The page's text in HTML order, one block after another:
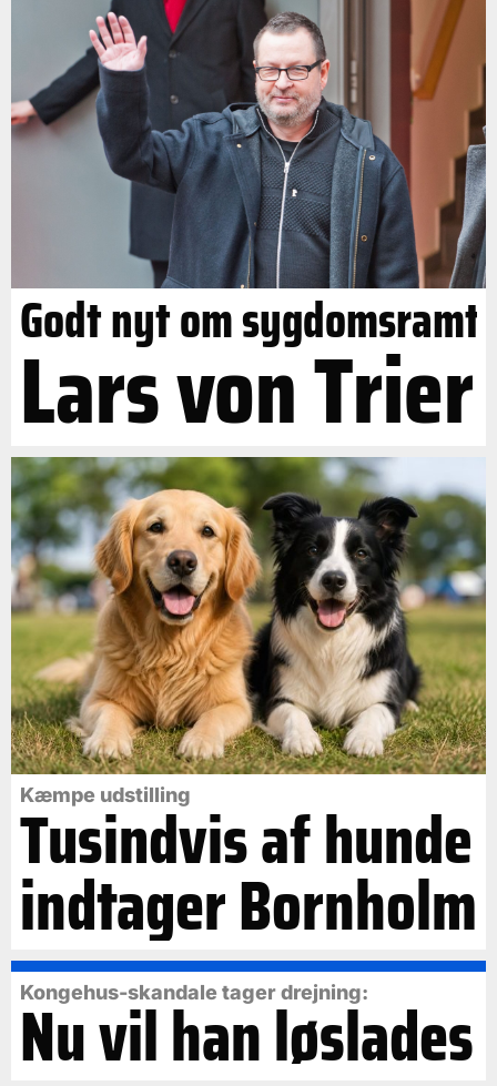
Godt nyt om sygdomsramt
Lars von Trier
Kæmpe udstilling
Tusindvis af hunde
indtager Bornholm
Kongehus-skandale tager drejning:
Nu vil han løslades